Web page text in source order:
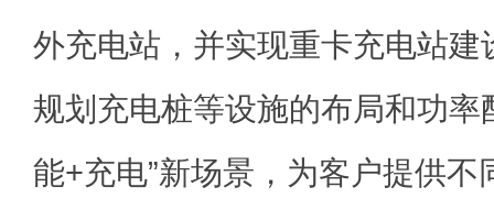
外充电站，并实现重卡充电站建
规划充电桩等设施的布局和功率
能+充电”新场景，为客户提供